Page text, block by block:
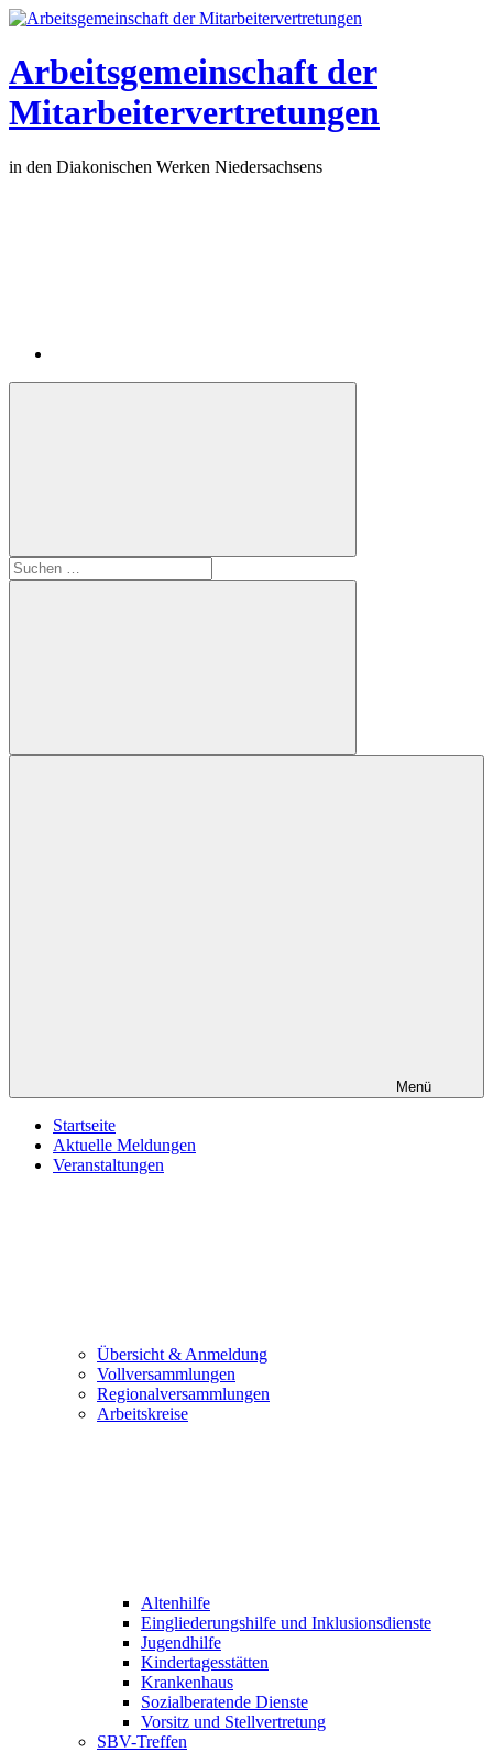
Zum
springen
Arbeitsgemeinschaft der
Mitarbeitervertretungen
in den Diakonischen Werken Niedersachsens
Suchformular
öffnen
Suchen
nach:
Suchen
Menü
Startseite
Aktuelle Meldungen
Veranstaltungen
Übersicht & Anmeldung
Vollversammlungen
Regionalversammlungen
Arbeitskreise
Altenhilfe
Eingliederungshilfe und Inklusionsdienste
Jugendhilfe
Kindertagesstätten
Krankenhaus
Sozialberatende Dienste
Vorsitz und Stellvertretung
SBV-Treffen